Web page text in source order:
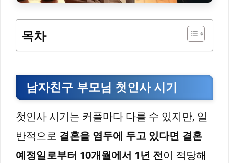
목차
남자친구 부모님 첫인사 시기
첫인사 시기는 커플마다 다를 수 있지만, 일
반적으로 결혼을 염두에 두고 있다면 결혼
예정일로부터 10개월에서 1년 전이 적당해